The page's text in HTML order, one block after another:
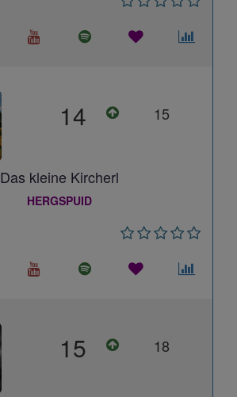
14 15
Das kleine Kircherl
HERGSPUID
15 18